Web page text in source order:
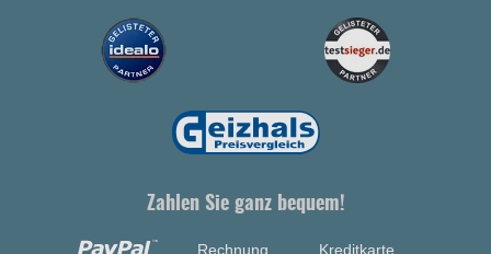
Zahlen Sie ganz bequem!
Rechnung Kreditkarte